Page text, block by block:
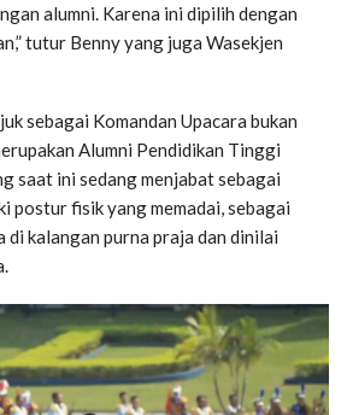
alumni. Karena ini dipilih dengan
tutur Benny yang juga Wasekjen
sebagai Komandan Upacara bukan
Alumni Pendidikan Tinggi
saat ini sedang menjabat sebagai
postur fisik yang memadai, sebagai
di kalangan purna praja dan dinilai